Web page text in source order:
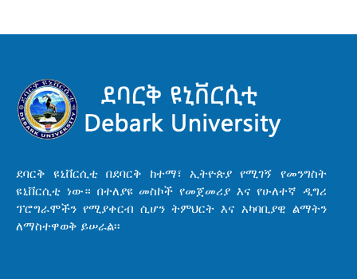
ደባርቅ ዩኒቨርሲቲ በደባርቅ ከተማ፣ ኢትዮጵያ የሚገኝ የመንግስት
ዩኒቨርሲቲ ነው። በተለያዩ መስኮች የመጀመሪያ እና የሁለተኛ ዲግሪ
ፕሮግራሞችን የሚያቀርብ ሲሆን ትምህርት እና አካባቢያዊ ልማትን
ለማስተዋወቅ ይሠራል፡፡